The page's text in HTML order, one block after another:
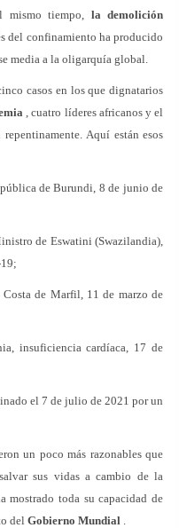
tiempo, la demolición
del confinamiento ha producido
media a la oligarquía global.
casos en los que dignatarios
, cuatro líderes africanos y el
Aquí están esos
de Burundi, 8 de junio de
de Eswatini (Swazilandia),
de Marfil, 11 de marzo de
insuficiencia cardíaca, 17 de
el 7 de julio de 2021 por un
un poco más razonables que
sus vidas a cambio de la
mostrado toda su capacidad de
del Gobierno Mundial .